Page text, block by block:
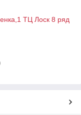
ТЦ Лоск 8 ряд